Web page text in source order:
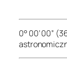
0° 00’ 00”